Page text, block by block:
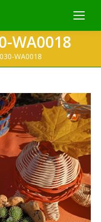
WA0018
WA0018